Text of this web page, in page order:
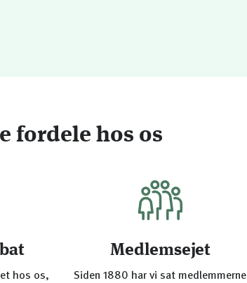
fordele hos os
hos os,
Medlemsejet
Siden 1880 har vi sat medlemmerne